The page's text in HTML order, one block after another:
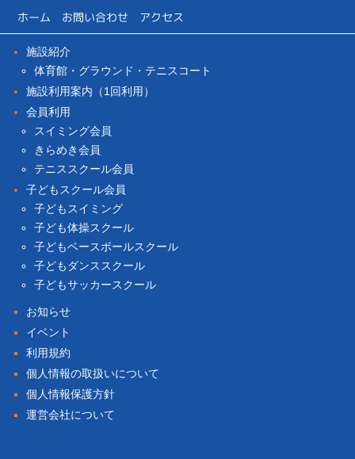
ホーム お問い合わせ アクセス
施設紹介
体育館・グラウンド・テニスコート
施設利用案内（1回利用）
会員利用
スイミング会員
きらめき会員
テニススクール会員
子どもスクール会員
子どもスイミング
子ども体操スクール
子どもベースボールスクール
子どもダンススクール
子どもサッカースクール
お知らせ
イベント
利用規約
個人情報の取扱いについて
個人情報保護方針
運営会社について